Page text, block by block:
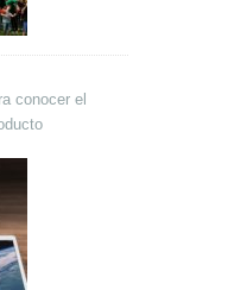
conocer el